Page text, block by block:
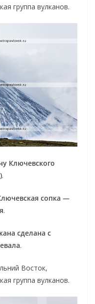
группа вулканов.
Ключевского
.
сопка —
.
сделана с
.
Восток,
группа вулканов.